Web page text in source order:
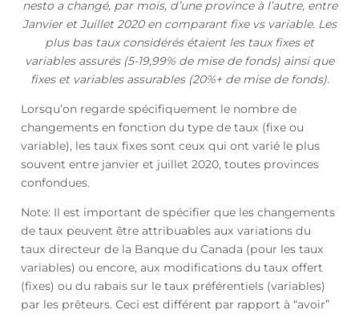
nesto a changé, par mois, d’une province à l’autre, entre
Janvier et Juillet 2020 en comparant fixe vs variable. Les
plus bas taux considérés étaient les taux fixes et
variables assurés (5-19,99% de mise de fonds) ainsi que
fixes et variables assurables (20%+ de mise de fonds).
Lorsqu’on regarde spécifiquement le nombre de
changements en fonction du type de taux (fixe ou
variable), les taux fixes sont ceux qui ont varié le plus
souvent entre janvier et juillet 2020, toutes provinces
confondues.
Note: Il est important de spécifier que les changements
de taux peuvent être attribuables aux variations du
taux directeur de la Banque du Canada (pour les taux
variables) ou encore, aux modifications du taux offert
(fixes) ou du rabais sur le taux préférentiels (variables)
par les prêteurs. Ceci est différent par rapport à “avoir”